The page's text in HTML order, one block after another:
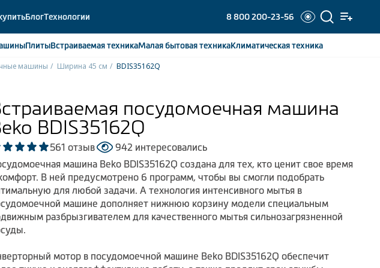
БлогТехнологии 8 800 200-23-56
ПлитыВстраиваемаятехникаМалая бытоваятехникаКлиматическаятехника
машины Ширина 45 см BDIS35162Q
посудомоечная машина
BDIS35162Q
561 отзыв
942 интересовались
машина Beko BDIS35162Q создана для тех, кто ценит свое время
В ней предусмотрено 6 программ, чтобы вы смогли подобрать
для любой задачи. А технология интенсивного мытья в
машине дополняет нижнюю корзину модели специальным
разбрызгивателем для качественного мытья сильнозагрязненной
мотор в посудомоечной машине Beko BDIS35162Q обеспечит